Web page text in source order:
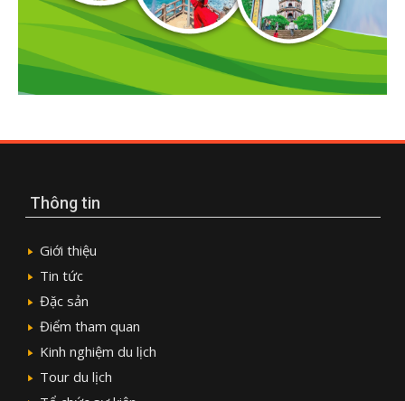
Thông tin
Giới thiệu
Tin tức
Đặc sản
Điểm tham quan
Kinh nghiệm du lịch
Tour du lịch